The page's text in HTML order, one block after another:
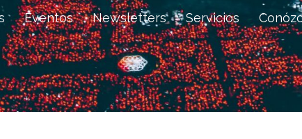
Eventos Newsletters Servicios